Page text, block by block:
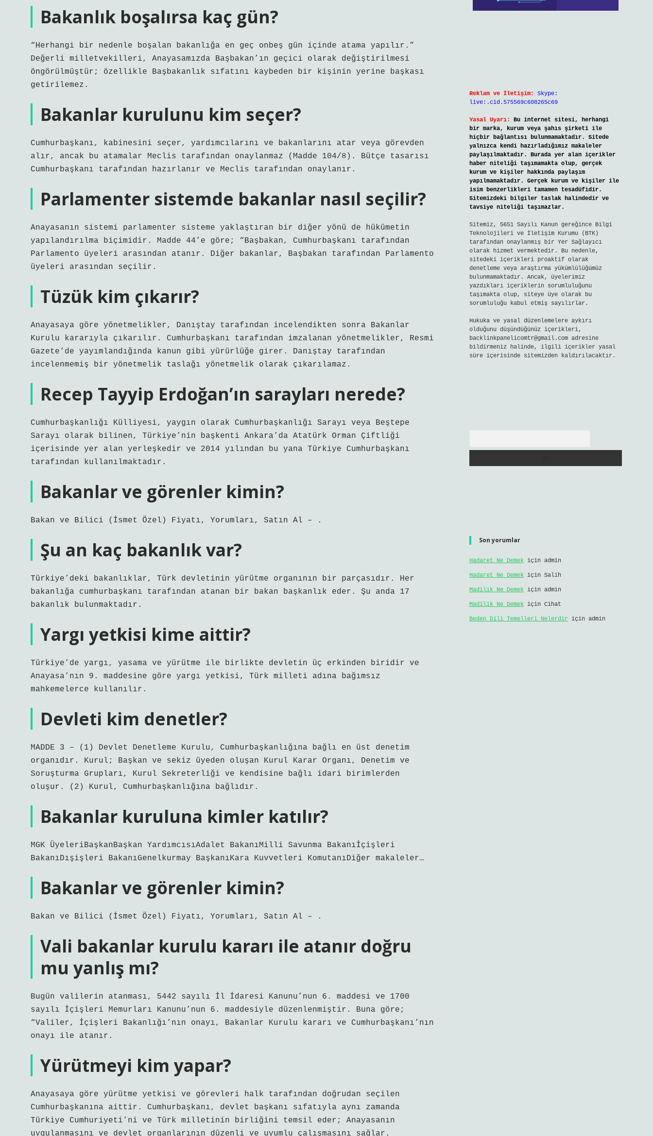
Bakanlık boşalırsa kaç gün?
“Herhangi bir nedenle boşalan bakanlığa en geç onbeş gün içinde atama yapılır.”
Değerli milletvekilleri, Anayasamızda Başbakan’ın geçici olarak değiştirilmesi
öngörülmüştür; özellikle Başbakanlık sıfatını kaybeden bir kişinin yerine başkası
getirilemez.
Bakanlar kurulunu kim seçer?
Cumhurbaşkanı, kabinesini seçer, yardımcılarını ve bakanlarını atar veya görevden
alır, ancak bu atamalar Meclis tarafından onaylanmaz (Madde 104/8). Bütçe tasarısı
Cumhurbaşkanı tarafından hazırlanır ve Meclis tarafından onaylanır.
Parlamenter sistemde bakanlar nasıl seçilir?
Anayasanın sistemi parlamenter sisteme yaklaştıran bir diğer yönü de hükümetin
yapılandırılma biçimidir. Madde 44’e göre; “Başbakan, Cumhurbaşkanı tarafından
Parlamento üyeleri arasından atanır. Diğer bakanlar, Başbakan tarafından Parlamento
üyeleri arasından seçilir.
Tüzük kim çıkarır?
Anayasaya göre yönetmelikler, Danıştay tarafından incelendikten sonra Bakanlar
Kurulu kararıyla çıkarılır. Cumhurbaşkanı tarafından imzalanan yönetmelikler, Resmi
Gazete’de yayımlandığında kanun gibi yürürlüğe girer. Danıştay tarafından
incelenmemiş bir yönetmelik taslağı yönetmelik olarak çıkarılamaz.
Recep Tayyip Erdoğan’ın sarayları nerede?
Cumhurbaşkanlığı Külliyesi, yaygın olarak Cumhurbaşkanlığı Sarayı veya Beştepe
Sarayı olarak bilinen, Türkiye’nin başkenti Ankara’da Atatürk Orman Çiftliği
içerisinde yer alan yerleşkedir ve 2014 yılından bu yana Türkiye Cumhurbaşkanı
tarafından kullanılmaktadır.
Bakanlar ve görenler kimin?
Bakan ve Bilici (İsmet Özel) Fiyatı, Yorumları, Satın Al – .
Şu an kaç bakanlık var?
Türkiye’deki bakanlıklar, Türk devletinin yürütme organının bir parçasıdır. Her
bakanlığa cumhurbaşkanı tarafından atanan bir bakan başkanlık eder. Şu anda 17
bakanlık bulunmaktadır.
Yargı yetkisi kime aittir?
Türkiye’de yargı, yasama ve yürütme ile birlikte devletin üç erkinden biridir ve
Anayasa’nın 9. maddesine göre yargı yetkisi, Türk milleti adına bağımsız
mahkemelerce kullanılır.
Devleti kim denetler?
MADDE 3 – (1) Devlet Denetleme Kurulu, Cumhurbaşkanlığına bağlı en üst denetim
organıdır. Kurul; Başkan ve sekiz üyeden oluşan Kurul Karar Organı, Denetim ve
Soruşturma Grupları, Kurul Sekreterliği ve kendisine bağlı idari birimlerden
oluşur. (2) Kurul, Cumhurbaşkanlığına bağlıdır.
Bakanlar kuruluna kimler katılır?
MGK ÜyeleriBaşkanBaşkan YardımcısıAdalet BakanıMilli Savunma Bakanıİçişleri
BakanıDışişleri BakanıGenelkurmay BaşkanıKara Kuvvetleri KomutanıDiğer makaleler…
Bakanlar ve görenler kimin?
Bakan ve Bilici (İsmet Özel) Fiyatı, Yorumları, Satın Al – .
Vali bakanlar kurulu kararı ile atanır doğru
mu yanlış mı?
Bugün valilerin atanması, 5442 sayılı İl İdaresi Kanunu’nun 6. maddesi ve 1700
sayılı İçişleri Memurları Kanunu’nun 6. maddesiyle düzenlenmiştir. Buna göre;
“Valiler, İçişleri Bakanlığı’nın onayı, Bakanlar Kurulu kararı ve Cumhurbaşkanı’nın
onayı ile atanır.
Yürütmeyi kim yapar?
Anayasaya göre yürütme yetkisi ve görevleri halk tarafından doğrudan seçilen
Cumhurbaşkanına aittir. Cumhurbaşkanı, devlet başkanı sıfatıyla aynı zamanda
Türkiye Cumhuriyeti’ni ve Türk milletinin birliğini temsil eder; Anayasanın
uygulanmasını ve devlet organlarının düzenli ve uyumlu çalışmasını sağlar.
Reklam ve İletişim:
Skype:
live:.cid.575569c608265c69
Yasal Uyarı:
Bu internet sitesi, herhangi
bir marka, kurum veya şahıs şirketi ile
hiçbir bağlantısı bulunmamaktadır. Sitede
yalnızca kendi hazırladığımız makaleler
paylaşılmaktadır. Burada yer alan içerikler
haber niteliği taşımamakta olup, gerçek
kurum ve kişiler hakkında paylaşım
yapılmamaktadır. Gerçek kurum ve kişiler ile
isim benzerlikleri tamamen tesadüfidir.
Sitemizdeki bilgiler taslak halindedir ve
tavsiye niteliği taşımazlar.
Sitemiz, 5651 Sayılı Kanun gereğince Bilgi
Teknolojileri ve İletişim Kurumu (BTK)
tarafından onaylanmış bir Yer Sağlayıcı
olarak hizmet vermektedir. Bu nedenle,
sitedeki içerikleri proaktif olarak
denetleme veya araştırma yükümlülüğümüz
bulunmamaktadır. Ancak, üyelerimiz
yazdıkları içeriklerin sorumluluğunu
taşımakta olup, siteye üye olarak bu
sorumluluğu kabul etmiş sayılırlar.
Hukuka ve yasal düzenlemelere aykırı
olduğunu düşündüğünüz içerikleri,
backlinkpanelicomtr@gmail.comadresine
bildirmeniz halinde, ilgili içerikler yasal
süre içerisinde sitemizden kaldırılacaktır.
Son yorumlar
Hadaret Ne Demekiçin admin
Hadaret Ne Demekiçin Salih
Madilik Ne Demekiçin admin
Madilik Ne Demekiçin Cihat
Beden Dili Temelleri Nelerdir için admin